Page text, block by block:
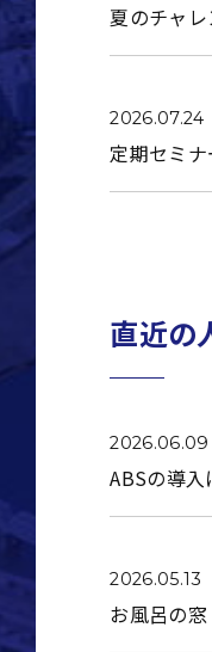
夏のチャレ
2026.07.24
定期セミナ
直近の
2026.06.09
ABSの導入
2026.05.13
お風呂の窓